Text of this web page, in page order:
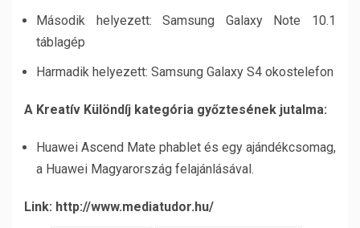
Második helyezett: Samsung Galaxy Note 10.1
táblagép
Harmadik helyezett: Samsung Galaxy S4 okostelefon
A Kreatív Különdíj kategória győztesének jutalma:
Huawei Ascend Mate phablet és egy ajándékcsomag,
a Huawei Magyarország felajánlásával.
Link: http://www.mediatudor.hu/